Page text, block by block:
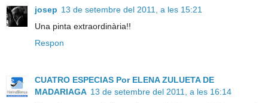
josep 13 de setembre del 2011, a les 15:21
Una pinta extraordinària!!
Respon
CUATRO ESPECIAS Por ELENA ZULUETA DE
MADARIAGA 13 de setembre del 2011, a les 16:14